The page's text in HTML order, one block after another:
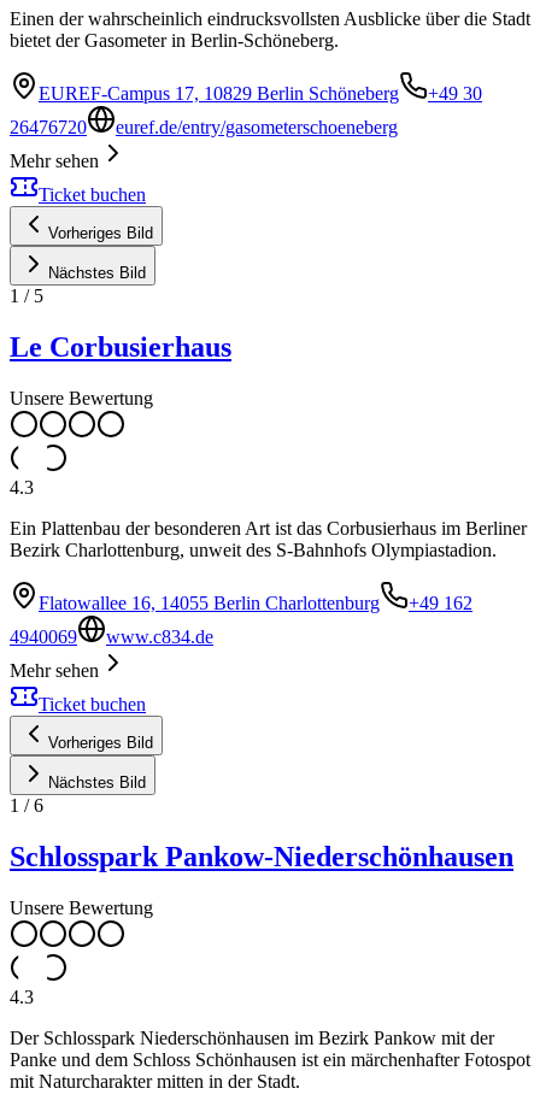
Einen der wahrscheinlich eindrucksvollsten Ausblicke über die Stadt
bietet der Gasometer in Berlin-Schöneberg.
EUREF-Campus 17, 10829 Berlin Schöneberg
+49 30
26476720
euref.de/entry/gasometerschoeneberg
Mehr sehen
Ticket buchen
Vorheriges Bild
Nächstes Bild
1 / 5
Le Corbusierhaus
Unsere Bewertung
4.3
Ein Plattenbau der besonderen Art ist das Corbusierhaus im Berliner
Bezirk Charlottenburg, unweit des S-Bahnhofs Olympiastadion.
Flatowallee 16, 14055 Berlin Charlottenburg
+49 162
4940069
www.c834.de
Mehr sehen
Ticket buchen
Vorheriges Bild
Nächstes Bild
1 /6
Schlosspark Pankow-Niederschönhausen
Unsere Bewertung
4.3
Der Schlosspark Niederschönhausen im Bezirk Pankow mit der
Panke und dem Schloss Schönhausen ist ein märchenhafter Fotospot
mit Naturcharakter mitten in der Stadt.